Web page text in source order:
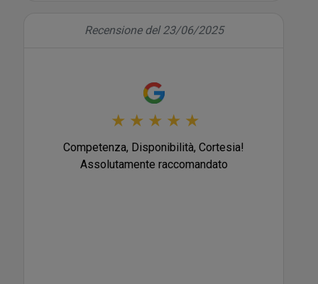
Recensione del 23/06/2025
★ ★ ★ ★ ★
Competenza, Disponibilità, Cortesia!
Assolutamente raccomandato